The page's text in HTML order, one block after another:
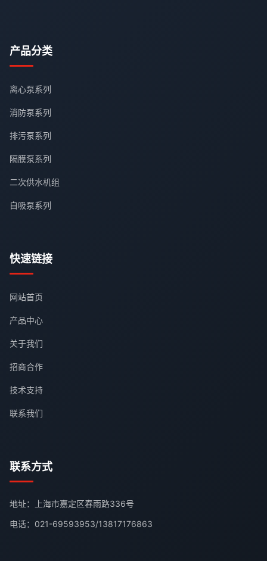
产品分类
离心泵系列
消防泵系列
排污泵系列
隔膜泵系列
二次供水机组
自吸泵系列
快速链接
网站首页
产品中心
关于我们
招商合作
技术支持
联系我们
联系方式
地址：上海市嘉定区春雨路336号
电话： 021-69593953/13817176863